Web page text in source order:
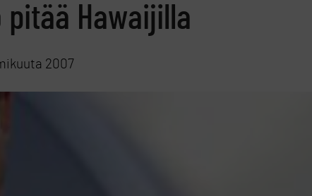
pitää Hawaijilla
2007